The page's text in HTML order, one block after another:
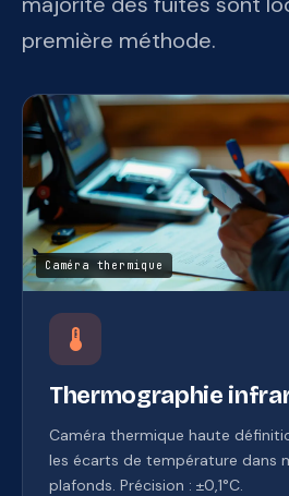
première méthode.
Caméra thermique
device_thermostat
Thermographie
Caméra thermique haute
les écarts de température dans
plafonds. Précision : ±0,1°C.